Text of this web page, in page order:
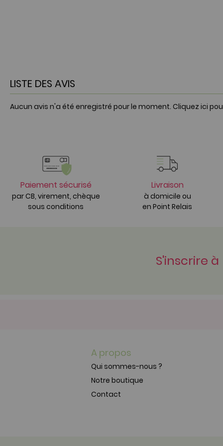
LISTE DES AVIS
Aucun avis n'a été enregistré pour le moment. Cliquez ici
Paiement sécurisé
par CB, virement, chèque
sous conditions
Livraison
à domicile ou
en Point Relais
S'inscrire
A propos
Qui sommes-nous ?
Notre boutique
Contact